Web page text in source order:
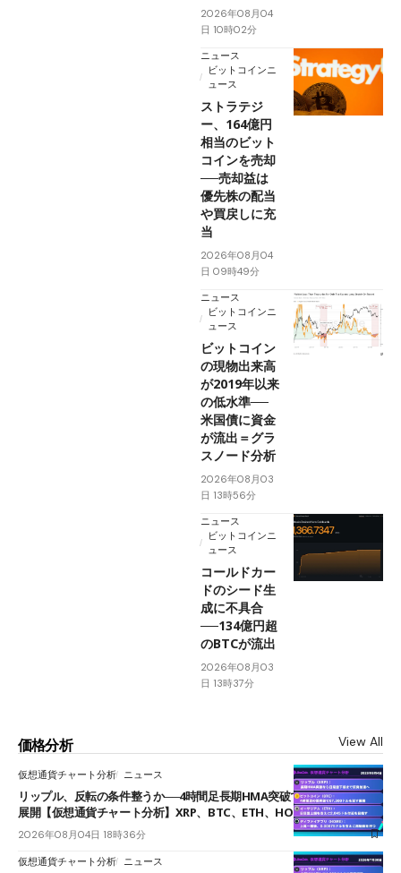
2026年08月04
日 10時02分
ニュース
ビットコインニ
ュース
ストラテジ
ー、164億円
相当のビット
コインを売却
──売却益は
優先株の配当
や買戻しに充
当
2026年08月04
日 09時49分
ニュース
ビットコインニ
ュース
ビットコイン
の現物出来高
が2019年以来
の低水準──
米国債に資金
が流出＝グラ
スノード分析
2026年08月03
日 13時56分
ニュース
ビットコインニ
ュース
コールドカー
ドのシード生
成に不具合
──134億円超
のBTCが流出
2026年08月03
日 13時37分
価格分析 View All
仮想通貨チャート分析 ニュース
リップル、反転の条件整うか──4時間足長期HMA突破で雲下端を目指す
展開【仮想通貨チャート分析】XRP、BTC、ETH、HOME
2026年08月04日 18時36分
仮想通貨チャート分析 ニュース